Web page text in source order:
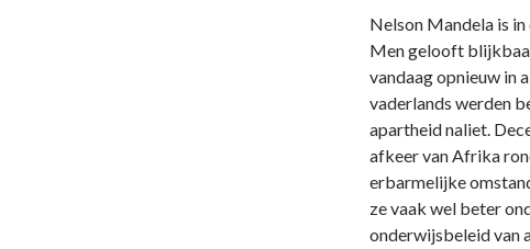
Nelson Mandela is
Men gelooft
vandaag opnieuw in
vaderlands werden
apartheid naliet.
afkeer van Afrika
erbarmelijke
ze vaak wel beter
onderwijsbeleid van